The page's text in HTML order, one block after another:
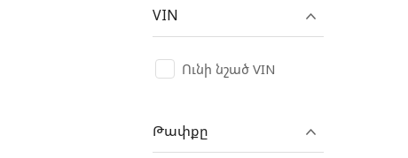
Avatr
AVIA
BAW
VIN
Ունի նշած VIN
Թափքը